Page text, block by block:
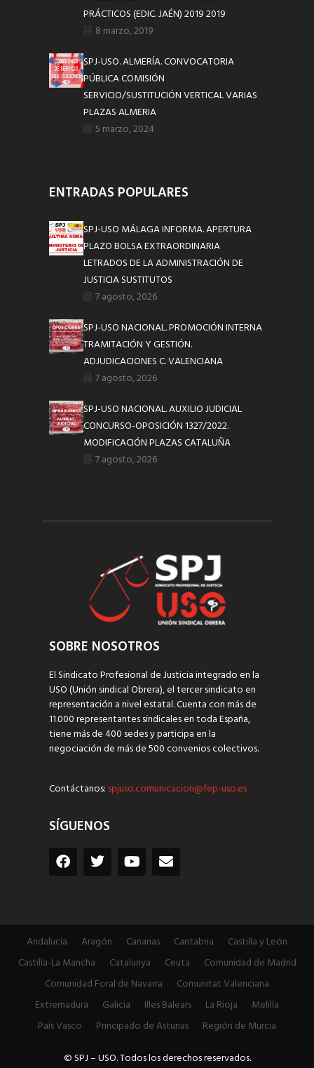
PRÁCTICOS (EDIC. JAÉN) 2019 2019
8 marzo, 2019
SPJ-USO. ALMERÍA. CONVOCATORIA
PÚBLICA COMISIÓN
SERVICIO/SUSTITUCIÓN VERTICAL VARIAS
PLAZAS ALMERIA
5 marzo, 2024
ENTRADAS POPULARES
SPJ-USO MÁLAGA INFORMA. APERTURA
PLAZO BOLSA EXTRAORDINARIA
LETRADOS DE LA ADMINISTRACIÓN DE
JUSTICIA SUSTITUTOS
7 agosto, 2026
SPJ-USO NACIONAL. PROMOCIÓN INTERNA
TRAMITACIÓN Y GESTIÓN.
ADJUDICACIONES C. VALENCIANA
7 agosto, 2026
SPJ-USO NACIONAL. AUXILIO JUDICIAL
CONCURSO-OPOSICIÓN 1327/2022.
MODIFICACIÓN PLAZAS CATALUÑA
7 agosto, 2026
SOBRE NOSOTROS
El Sindicato Profesional de Justicia integrado en la
USO (Unión sindical Obrera), el tercer sindicato en
representación a nivel estatal. Cuenta con más de
11.000 representantes sindicales en toda España,
tiene más de 400 sedes y participa en la
negociación de más de 500 convenios colectivos.
Contáctanos: spjuso.comunicacion@fep-uso.es
SÍGUENOS
Andalucía Aragón Canarias Cantabria
Castilla y León
Castilla-La Mancha
Catalunya Ceuta
Comunidad de Madrid
Comunidad Foral de Navarra
Comunitat Valenciana
Extremadura
Galicia Illes Balears La Rioja
Melilla
País Vasco
Principado de Asturias
Región de Murcia
© SPJ – USO. Todos los derechos reservados.